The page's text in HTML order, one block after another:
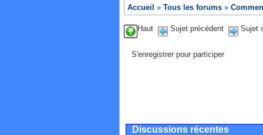
Accueil » Tous les forums »
Haut Sujet précédent Sujet
S'enregistrer pour participer
Discussions récentes